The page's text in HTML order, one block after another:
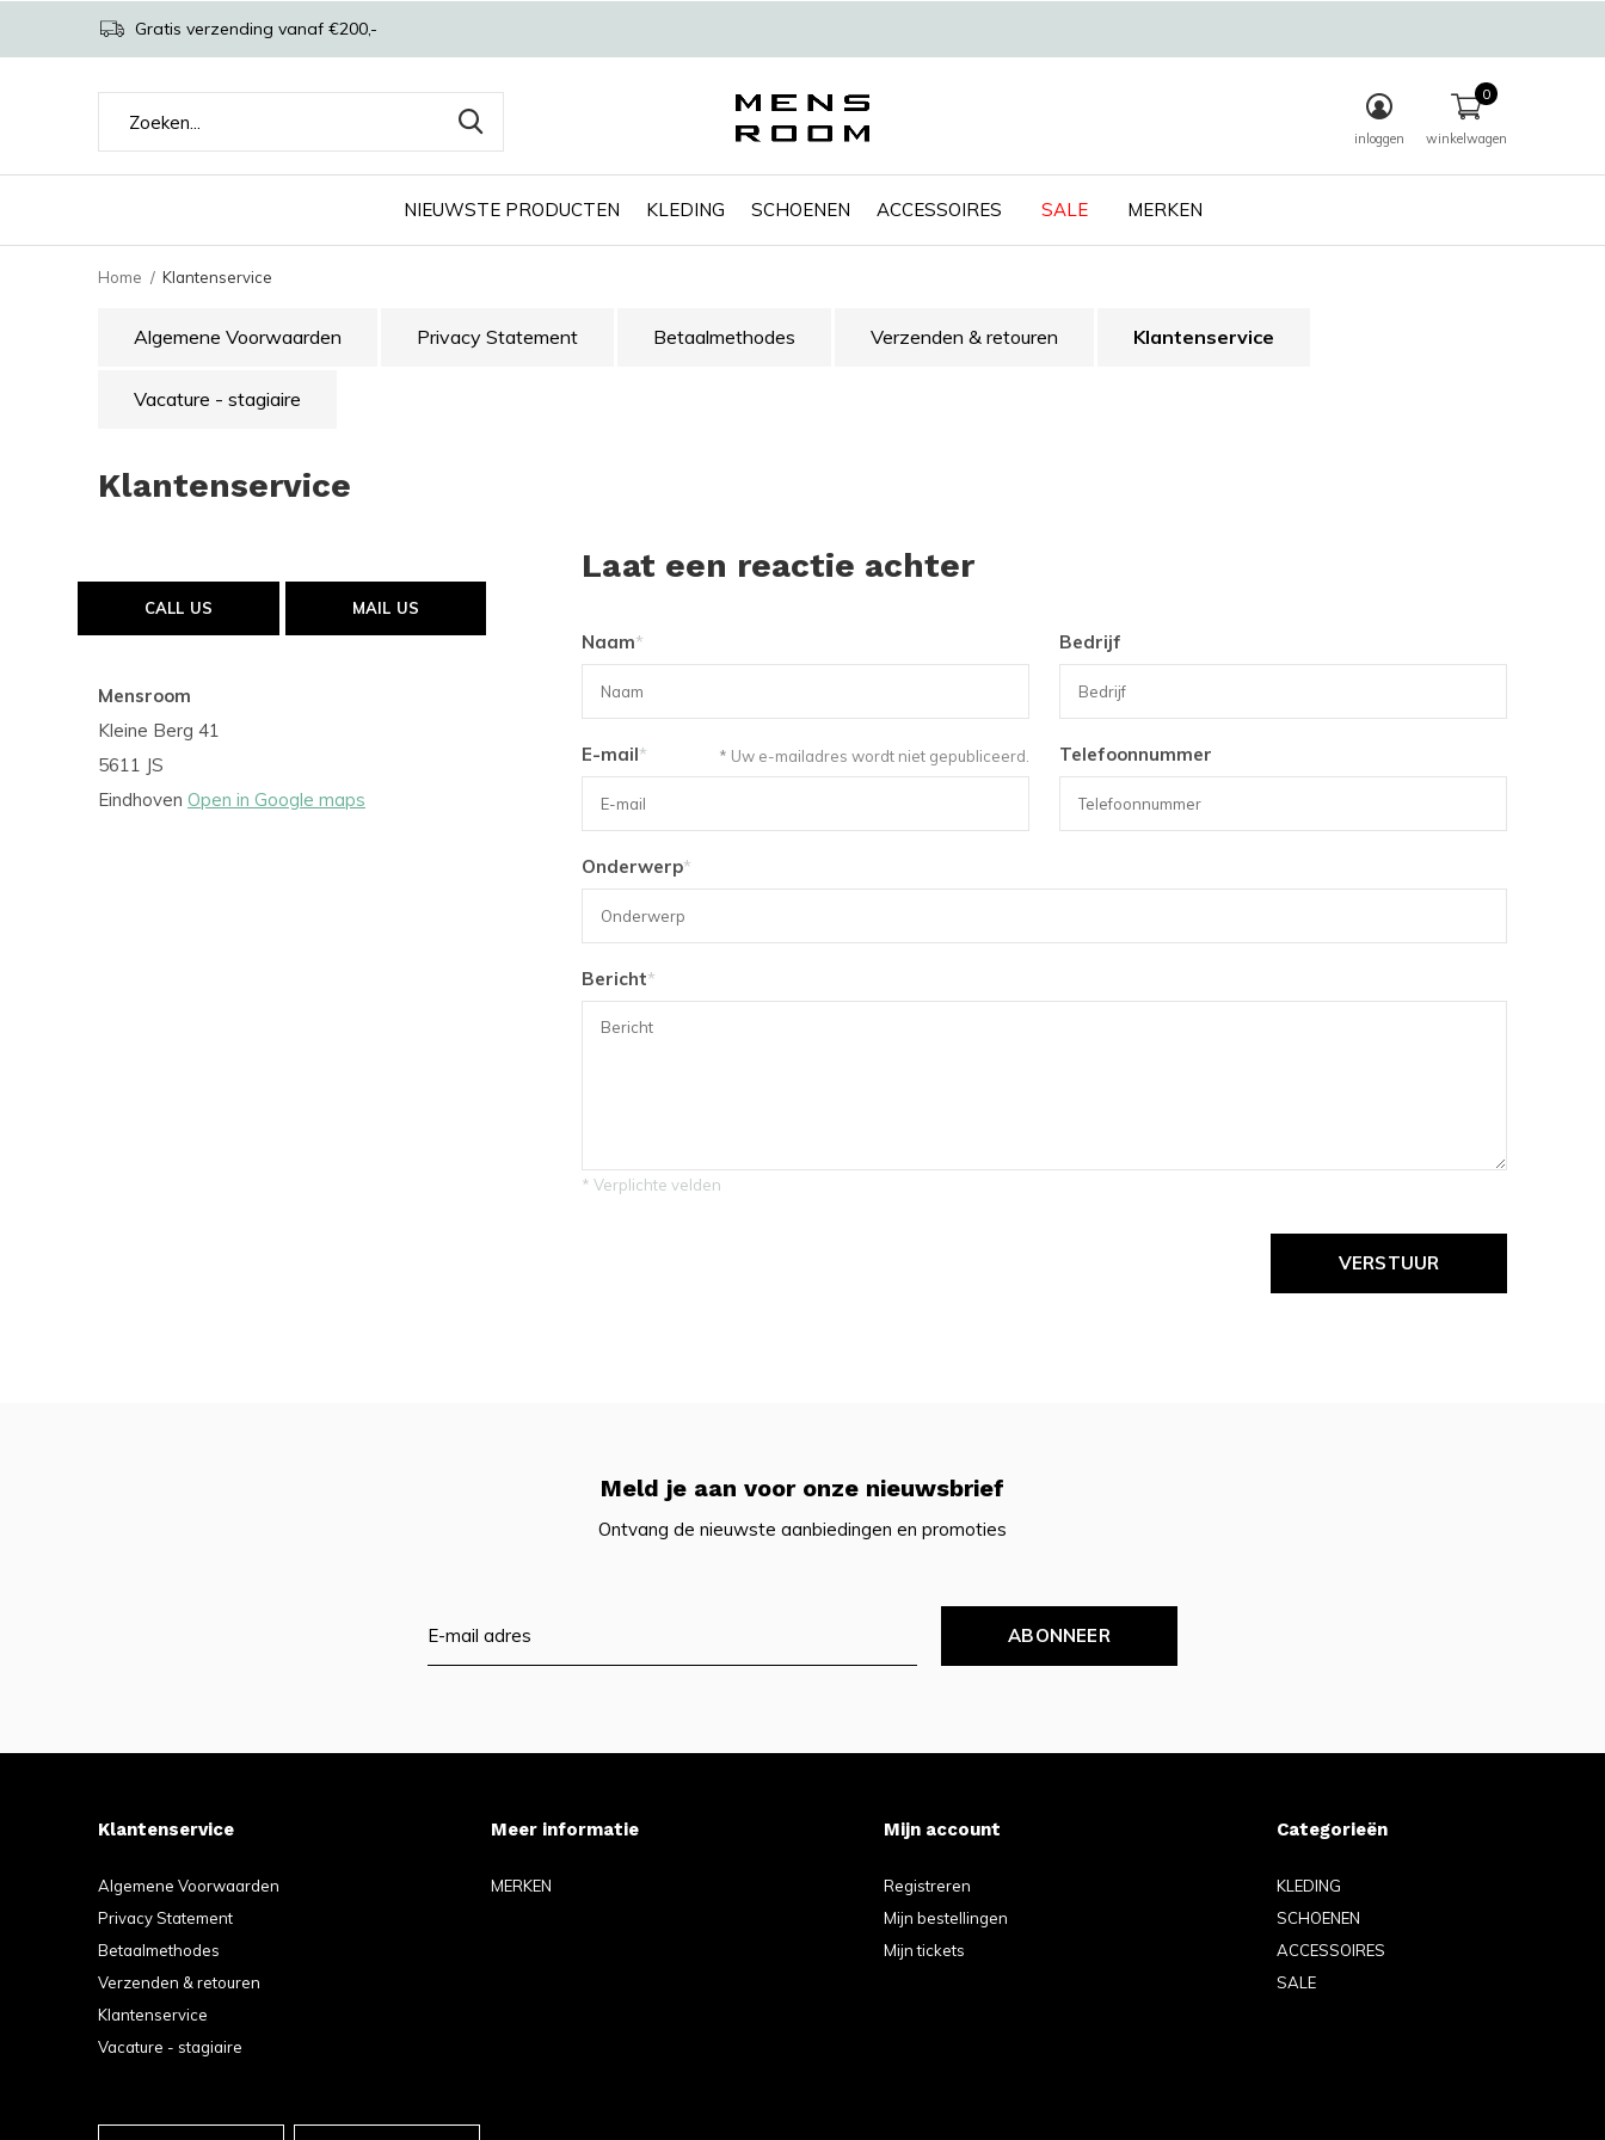
NIEUWSTE PRODUCTEN KLEDING SCHOENEN ACCESSOIRES SALE MERKEN
inloggen winkelwagen
0
Gratis verzending vanaf €200,-
Home Klantenservice
Algemene Voorwaarden Privacy Statement Betaalmethodes Verzenden & retouren Klantenservice
Vacature - stagiaire
Klantenservice
Laat een reactie achter
Naam*
E-mail* * Uw e-mailadres wordt niet gepubliceerd.
Bedrijf
Telefoonnummer
Onderwerp*
Bericht*
* Verplichte velden
VERSTUUR
CALL US MAIL US
Mensroom
Kleine Berg 41
5611 JS
Eindhoven Open in Google maps
Meld je aan voor onze nieuwsbrief
Ontvang de nieuwste aanbiedingen en promoties
ABONNEER
Klantenservice
Algemene Voorwaarden
Privacy Statement
Betaalmethodes
Verzenden & retouren
Klantenservice
Vacature - stagiaire
Meer informatie
MERKEN
Mijn account
Registreren
Mijn bestellingen
Mijn tickets
Categorieën
KLEDING
SCHOENEN
ACCESSOIRES
SALE